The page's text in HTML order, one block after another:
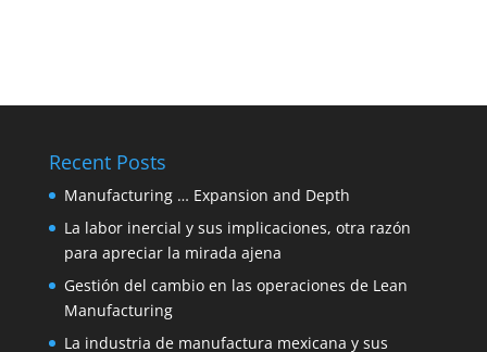
Recent Posts
Manufacturing … Expansion and Depth
La labor inercial y sus implicaciones, otra razón
para apreciar la mirada ajena
Gestión del cambio en las operaciones de Lean
Manufacturing
La industria de manufactura mexicana y sus